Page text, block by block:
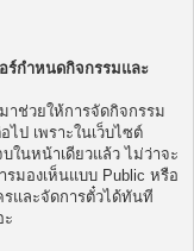
ร์กำหนดกิจกรรมและ
าช่วยให้การจัดกิจกรรม
ไป เพราะในเว็บไซต์
ในหน้าเดียวแล้ว ไม่ว่าจะ
รมองเห็นแบบ Public หรือ
รและจัดการตั๋วได้ทันที
ะ